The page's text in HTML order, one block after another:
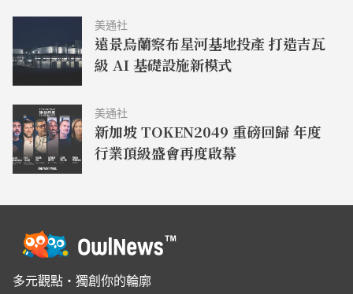
美通社
遠景烏蘭察布星河基地投產 打造吉瓦
級 AI 基礎設施新模式
美通社
新加坡 TOKEN2049 重磅回歸 年度
行業頂級盛會再度啟幕
多元觀點・獨創你的輪廓